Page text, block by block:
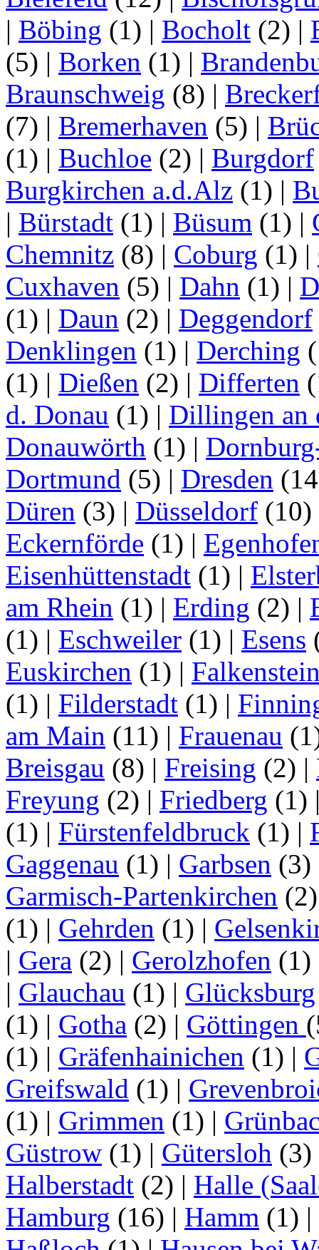
| Böbing (1) | Bocholt (2) |
(5) | Borken (1) |
Braunschweig (8) |
(7) | Bremerhaven (5) |
(1) | Buchloe (2) | Burgdorf
Burgkirchen a.d.Alz (1) |
| Bürstadt (1) | Büsum (1) |
Chemnitz (8) | Coburg (1) |
Cuxhaven (5) | Dahn (1) |
(1) | Daun (2) | Deggendorf
Denklingen (1) | Derching
(1) | Dießen (2) | Differten
d. Donau (1) | Dillingen an
Donauwörth (1) |
Dortmund (5) | Dresden
Düren (3) | Düsseldorf (10)
Eckernförde (1) |
Eisenhüttenstadt (1) |
am Rhein (1) | Erding (2) |
(1) | Eschweiler (1) | Esens
Euskirchen (1) |
(1) | Filderstadt (1) |
am Main (11) | Frauenau
Breisgau (8) | Freising (2) |
Freyung (2) | Friedberg (1)
(1) | Fürstenfeldbruck (1) |
Gaggenau (1) | Garbsen (3)
Garmisch-Partenkirchen
(1) | Gehrden (1) |
| Gera (2) | Gerolzhofen (1)
| Glauchau (1) | Glücksburg
(1) | Gotha (2) | Göttingen
(1) | Gräfenhainichen (1) |
Greifswald (1) |
(1) | Grimmen (1) |
Güstrow (1) | Gütersloh (3)
Halberstadt (2) | Halle
Hamburg (16) | Hamm (1) |